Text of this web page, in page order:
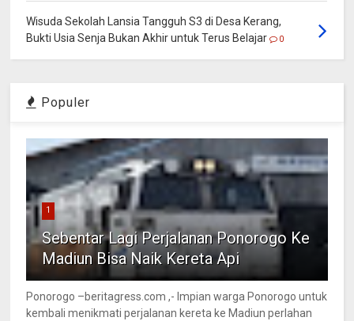
Wisuda Sekolah Lansia Tangguh S3 di Desa Kerang,
Bukti Usia Senja Bukan Akhir untuk Terus Belajar
0
Populer
1
Sebentar Lagi Perjalanan Ponorogo Ke
Madiun Bisa Naik Kereta Api
Ponorogo –beritagress.com ,- Impian warga Ponorogo untuk
kembali menikmati perjalanan kereta ke Madiun perlahan